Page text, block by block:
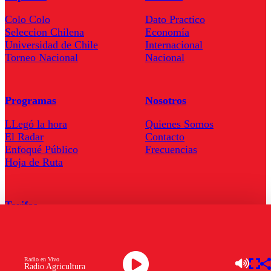
Radio Agricultura
Radio en Vivo
Colo Colo
Seleccion Chilena
Universidad de Chile
Torneo Nacional
Dato Practico
Economía
Internacional
Nacional
Programas
LLegó la hora
El Radar
Enfoqué Público
Hoja de Ruta
Nosotros
Quienes Somos
Contacto
Frecuencias
Tarifas